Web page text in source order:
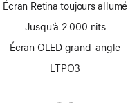
Écran Retina toujours allumé
Jusqu’à 2 000 nits
Écran OLED grand-angle
LTPO3